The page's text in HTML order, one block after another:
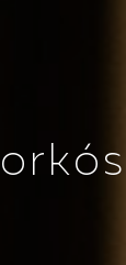
o rkós